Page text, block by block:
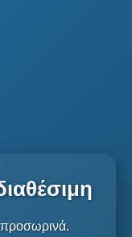
προσωρινά.